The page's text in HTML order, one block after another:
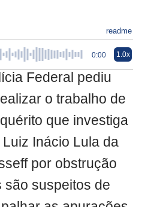
readme
0:00 1.0x
Federal pediu
o trabalho de
que investiga
Inácio Lula da
por obstrução
são suspeitos de